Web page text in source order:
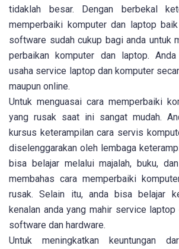
tidaklah besar. Dengan berbekal
memperbaiki komputer dan laptop
software sudah cukup bagi anda untuk
perbaikan komputer dan laptop.
usaha service laptop dan komputer
maupun online.
Untuk menguasai cara memperbaiki
yang rusak saat ini sangat mudah.
kursus keterampilan cara servis
diselenggarakan oleh lembaga
bisa belajar melalui majalah, buku,
membahas cara memperbaiki
rusak. Selain itu, anda bisa belajar
kenalan anda yang mahir service
software dan hardware.
Untuk meningkatkan keuntungan